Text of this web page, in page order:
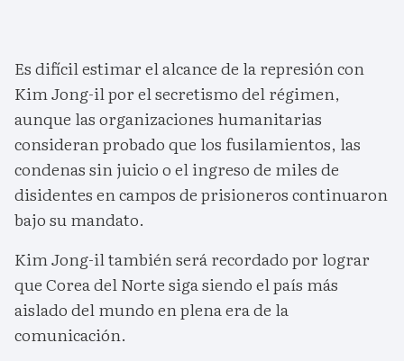
Es difícil estimar el alcance de la represión con
Kim Jong-il por el secretismo del régimen,
aunque las organizaciones humanitarias
consideran probado que los fusilamientos, las
condenas sin juicio o el ingreso de miles de
disidentes en campos de prisioneros continuaron
bajo su mandato.
Kim Jong-il también será recordado por lograr
que Corea del Norte siga siendo el país más
aislado del mundo en plena era de la
comunicación.